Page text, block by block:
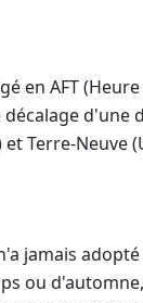
en AFT
Terre-Neuve
jamais
ou